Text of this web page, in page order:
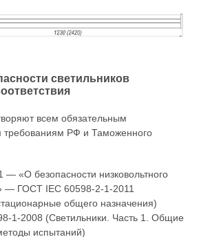
светильников
всем обязательным
требованиям РФ и Таможенного
«О безопасности низковольтного
— ГОСТ IEC 60598-2-1-2011
общего назначения)
1-2008 (Светильники. Часть 1. Общие
испытаний)